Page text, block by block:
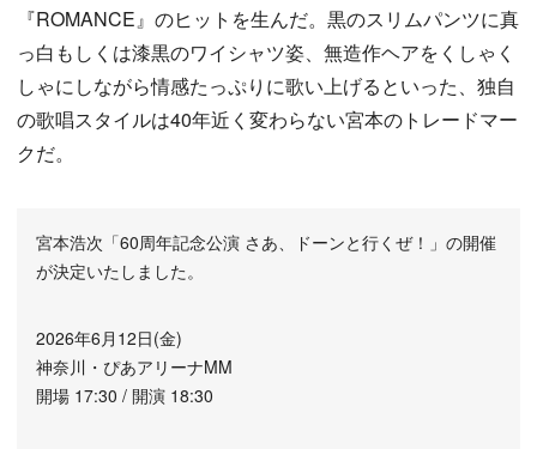
『ROMANCE』のヒットを生んだ。黒のスリムパンツに真
っ白もしくは漆黒のワイシャツ姿、無造作ヘアをくしゃく
しゃにしながら情感たっぷりに歌い上げるといった、独自
の歌唱スタイルは40年近く変わらない宮本のトレードマー
クだ。
宮本浩次「60周年記念公演 さあ、ドーンと行くぜ！」の開催
が決定いたしました。
2026年6月12日(金)
神奈川・ぴあアリーナMM
開場 17:30 / 開演 18:30